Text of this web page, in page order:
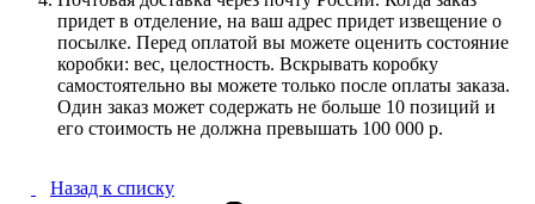
придет в отделение, на ваш адрес придет извещение о
посылке. Перед оплатой вы можете оценить состояние
коробки: вес, целостность. Вскрывать коробку
самостоятельно вы можете только после оплаты заказа.
Один заказ может содержать не больше 10 позиций и
его стоимость не должна превышать 100 000 р.
Назад к списку